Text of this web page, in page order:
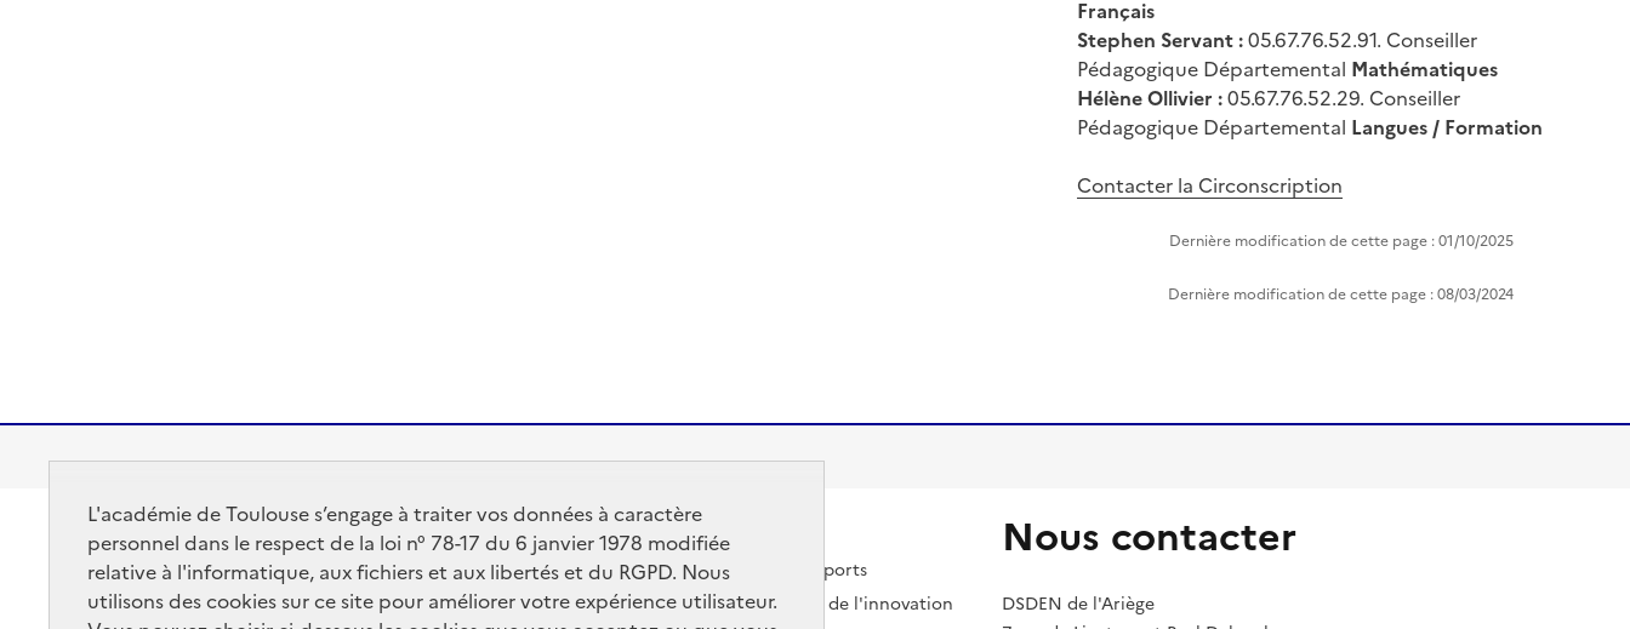
Français
Stephen Servant :05.67.76.52.91. Conseiller
Pédagogique Départemental Mathématiques
Hélène Ollivier :05.67.76.52.29. Conseiller
Pédagogique Départemental Langues / Formation
Contacter la Circonscription
Dernière modification de cette page : 01/10/2025
Dernière modification de cette page : 08/03/2024
ACADÉMIE DE
TOULOUSE
Académie de Toulouse
Ministère de l'éducation nationale, de la jeunesse et des sports
Ministère de l'enseignement supérieur, de la recherche et de l'innovation
Nous contacter
DSDEN de l'Ariège
L'académie de Toulouse s’engage à traiter vos données à caractère
personnel dans le respect de la loi n° 78-17 du 6 janvier 1978 modifiée
relative à l'informatique, aux fichiers et aux libertés et du RGPD. Nous
utilisons des cookies sur ce site pour améliorer votre expérience utilisateur.